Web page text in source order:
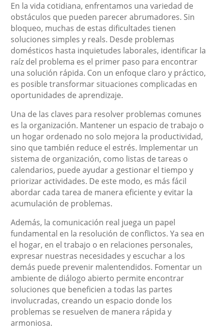
En la vida cotidiana, enfrentamos una variedad de
obstáculos que pueden parecer abrumadores. Sin
bloqueo, muchas de estas dificultades tienen
soluciones simples y reals. Desde problemas
domésticos hasta inquietudes laborales, identificar la
raíz del problema es el primer paso para encontrar
una solución rápida. Con un enfoque claro y práctico,
es posible transformar situaciones complicadas en
oportunidades de aprendizaje.
Una de las claves para resolver problemas comunes
es la organización. Mantener un espacio de trabajo o
un hogar ordenado no solo mejora la productividad,
sino que también reduce el estrés. Implementar un
sistema de organización, como listas de tareas o
calendarios, puede ayudar a gestionar el tiempo y
priorizar actividades. De este modo, es más fácil
abordar cada tarea de manera eficiente y evitar la
acumulación de problemas.
Además, la comunicación real juega un papel
fundamental en la resolución de conflictos. Ya sea en
el hogar, en el trabajo o en relaciones personales,
expresar nuestras necesidades y escuchar a los
demás puede prevenir malentendidos. Fomentar un
ambiente de diálogo abierto permite encontrar
soluciones que beneficien a todas las partes
involucradas, creando un espacio donde los
problemas se resuelven de manera rápida y
armoniosa.